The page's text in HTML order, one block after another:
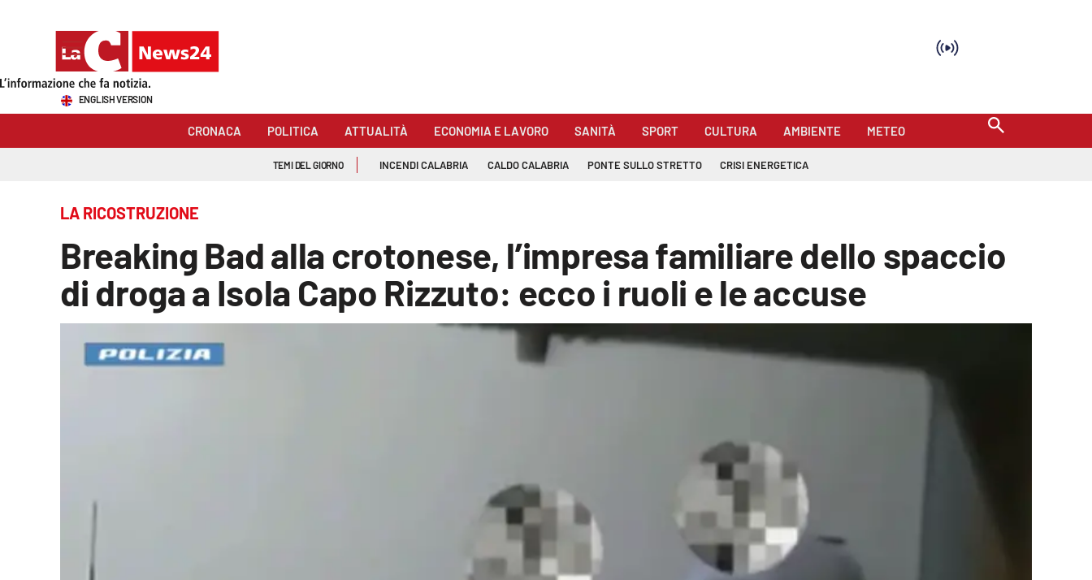
Sezioni
Economia e lavoro
ENGLISH VERSION
CRONACA POLITICA ATTUALITÀ ECONOMIA E LAVORO SANITÀ SPORT CULTURA AMBIENTE METEO
TEMI DEL GIORNO INCENDI CALABRIA CALDO CALABRIA PONTE SULLO STRETTO CRISI ENERGETICA
LA RICOSTRUZIONE
Breaking Bad alla crotonese, l’impresa familiare dello spaccio
di droga a Isola Capo Rizzuto: ecco i ruoli e le accuse